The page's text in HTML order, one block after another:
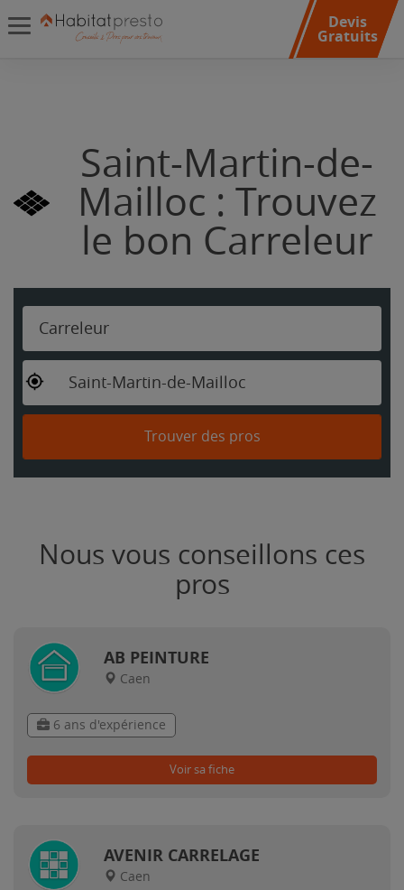
Devis
Gratuits
Saint-Martin-de-
Mailloc : Trouvez
le bon Carreleur
Carreleur
Saint-Martin-de-Mailloc
Trouver des pros
Nous vous conseillons ces
pros
AB PEINTURE
Caen
6 ans d'expérience
Voir sa fiche
AVENIR CARRELAGE
Caen